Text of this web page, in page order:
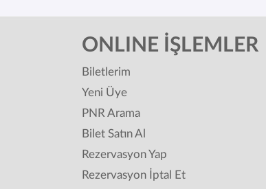
ONLINE İŞLEMLER
Biletlerim
Yeni Üye
PNR Arama
Bilet Satın Al
Rezervasyon Yap
Rezervasyon İptal Et